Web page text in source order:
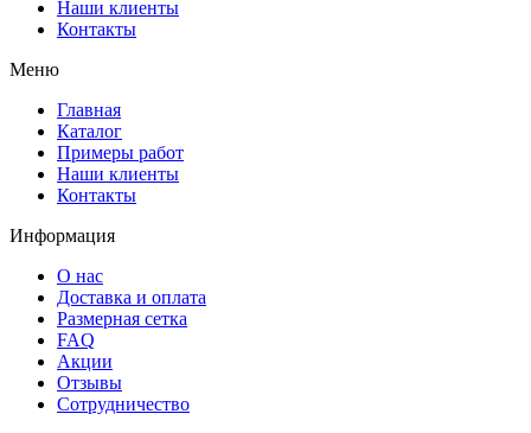
Наши клиенты
Контакты
Меню
Главная
Каталог
Примеры работ
Наши клиенты
Контакты
Информация
О нас
Доставка и оплата
Размерная сетка
FAQ
Акции
Отзывы
Сотрудничество